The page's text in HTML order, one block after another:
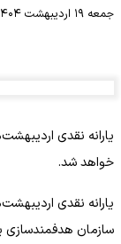
جمعه ۱۹ اردیبهشت ۱۴۰۴
یارانه نقدی
خواهد شد.
سازمان هدفمندسازی